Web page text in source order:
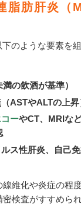
脂肪肝炎（
のような要素を
の飲酒が基準）
ASTやALTの上昇
ーやCT、MRIな
ス性肝炎、自己
維化や炎症の程
検査がすすめら